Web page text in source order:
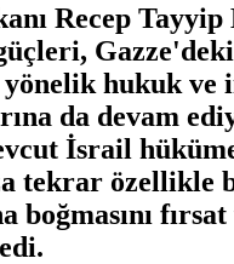
Recep Tayyip
Gazze'deki
hukuk ve
da devam
İsrail
tekrar özellikle
boğmasını